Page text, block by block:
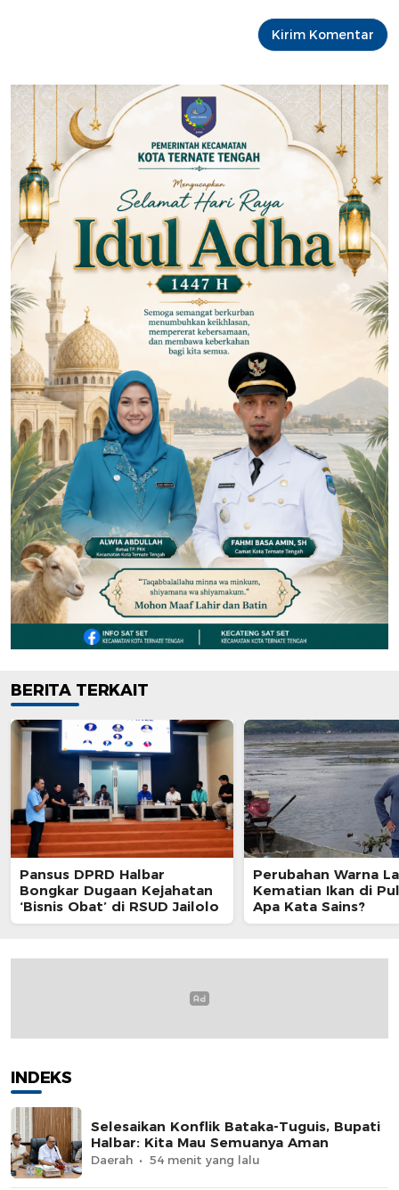
BERITA TERKAIT
Pansus DPRD Halbar
Bongkar Dugaan Kejahatan
‘Bisnis Obat’ di RSUD Jailolo
Perubahan Warna
Kematian Ikan di
Apa Kata Sains?
INDEKS
Selesaikan Konflik Bataka-Tuguis, Bupati
Halbar: Kita Mau Semuanya Aman
Daerah 54 menit yang lalu